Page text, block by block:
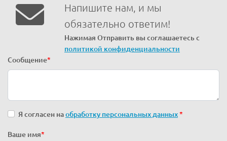
Напишите нам, и мы
обязательно ответим!
Нажимая Отправить вы соглашаетесь с
политикой конфиденциальности
Сообщение*
Я согласен наобработку персональных данных*
Ваше имя*